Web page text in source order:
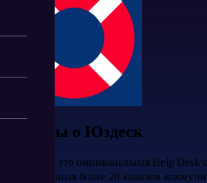
Отзывы о Юздеск
Юздеск — это омниканальная Help Desk
объединяющая более 20 каналов